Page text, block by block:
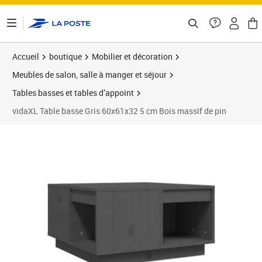
Accueil boutique
Mobilier et décoration
Meubles de salon, salle à manger et séjour
Tables basses et tables d’appoint
vidaXL Table basse Gris 60x61x32 5 cm Bois massif de pin